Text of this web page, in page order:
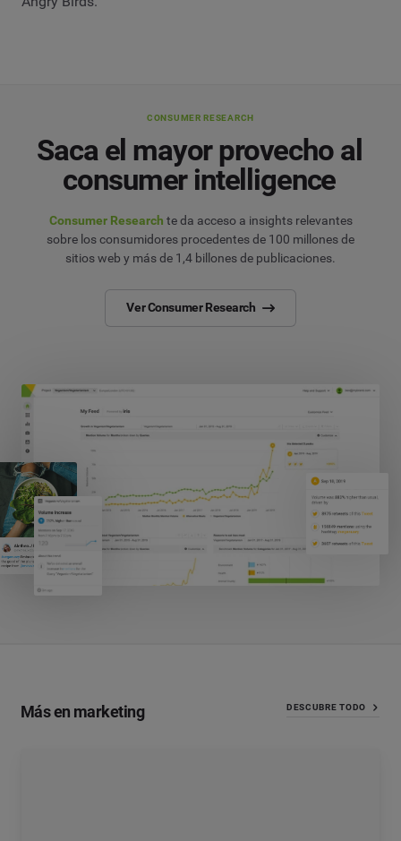
CONSUMER RESEARCH
Saca el mayor provecho al
consumer intelligence
Consumer Research te da acceso a insights relevantes
sobre los consumidores procedentes de 100 millones de
sitios web y más de 1,4 billones de publicaciones.
Ver Consumer Research
Más en marketing DESCUBRE TODO